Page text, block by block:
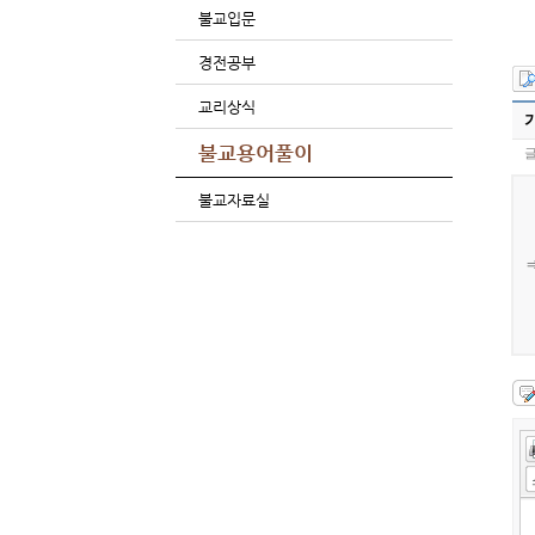
불교입문
경전공부
교리상식
불교용어풀이
불교자료실